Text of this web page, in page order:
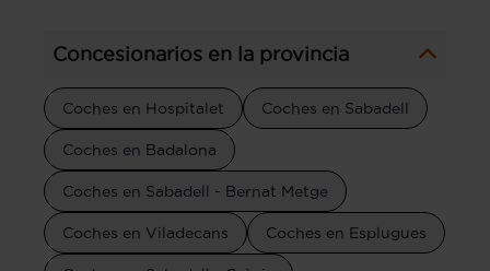
Concesionarios en la provincia
Coches en Hospitalet Coches en Sabadell
Coches en Badalona
Coches en Sabadell - Bernat Metge
Coches en Viladecans Coches en Esplugues